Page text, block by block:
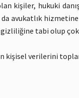
kişiler, hukuki
avukatlık
tabi olup
kişisel verilerini